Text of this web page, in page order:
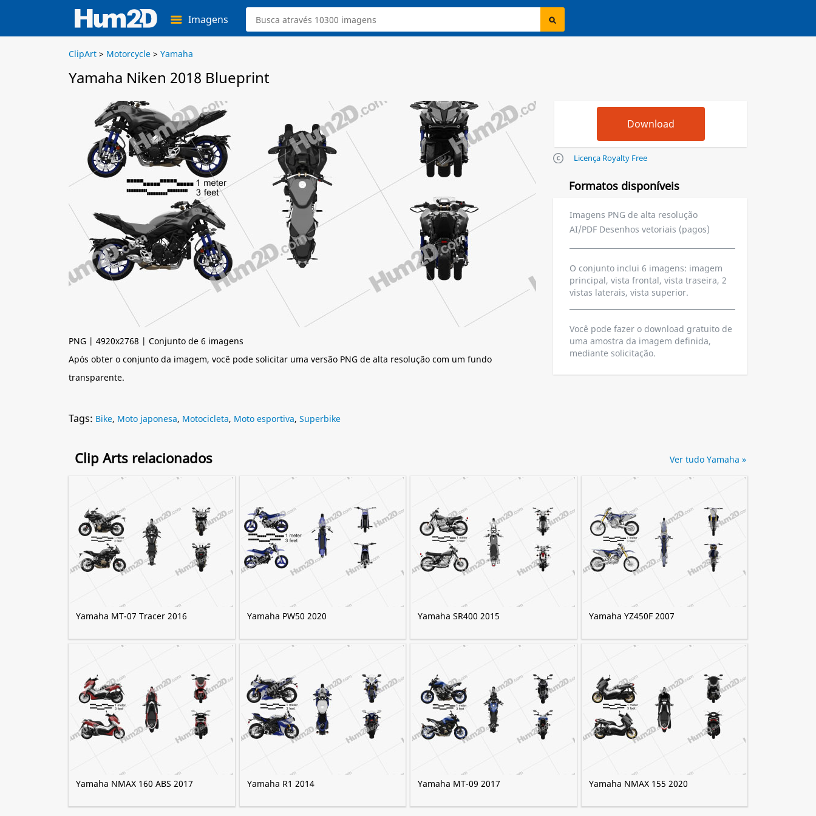
Imagens
ClipArt > Motorcycle > Yamaha
Yamaha Niken 2018 Blueprint
PNG | 4920x2768 | Conjunto de 6 imagens
Após obter o conjunto da imagem, você pode solicitar uma versão PNG de alta resolução com um fundo
transparente.
Licença Royalty Free
Formatos disponíveis
Imagens PNG de alta resolução
AI/PDF Desenhos vetoriais (pagos)
O conjunto inclui 6 imagens: imagem
principal, vista frontal, vista traseira, 2
vistas laterais, vista superior.
Você pode fazer o download gratuito de
uma amostra da imagem definida,
mediante solicitação.
Tags: Bike, Moto japonesa, Motocicleta, Moto esportiva, Superbike
Clip Arts relacionados
Yamaha MT-07 Tracer 2016 Yamaha PW50 2020 Yamaha SR400 2015 Yamaha YZ450F 2007
Yamaha NMAX 160 ABS 2017 Yamaha R1 2014 Yamaha MT-09 2017 Yamaha NMAX 155 2020
Ver tudo Yamaha »